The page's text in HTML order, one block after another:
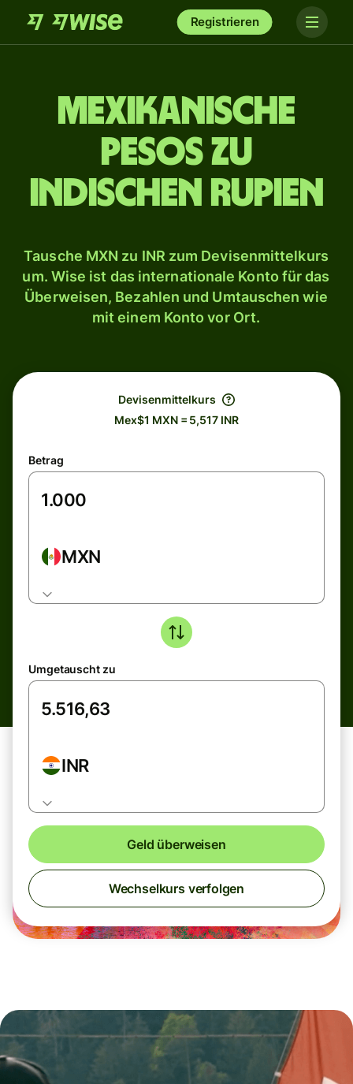
Registrieren
Mexikanische
Pesos zu
indischen Rupien
Tausche MXN zu INR zum Devisenmittelkurs
um. Wise ist das internationale Konto für das
Überweisen, Bezahlen und Umtauschen wie
mit einem Konto vor Ort.
Devisenmittelkurs
Mex$1 MXN = 5,517 INR
Betrag
MXN
Umgetauscht zu
INR
Geld überweisen
Wechselkurs verfolgen